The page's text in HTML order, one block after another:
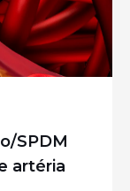
SPDM
artéria